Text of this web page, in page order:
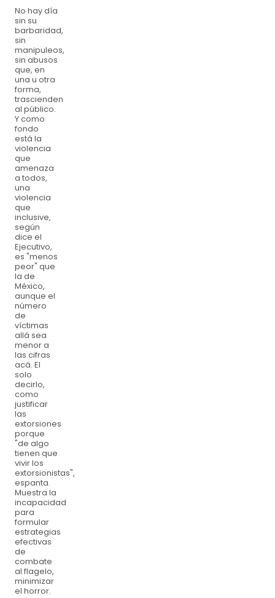
No hay día
sin su
barbaridad,
sin
manipuleos,
sin abusos
que, en
una u otra
forma,
trascienden
al público.
Y como
fondo
está la
violencia
que
amenaza
a todos,
una
violencia
que
inclusive,
según
dice el
Ejecutivo,
es "menos
peor" que
la de
México,
aunque el
número
de
víctimas
allá sea
menor a
las cifras
acá. El
solo
decirlo,
como
justificar
las
extorsiones
porque
"de algo
tienen que
vivir los
extorsionistas",
espanta.
Muestra la
incapacidad
para
formular
estrategias
efectivas
de
combate
al flagelo,
minimizar
el horror.